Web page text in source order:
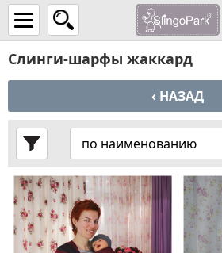
Слинги-шарфы жаккард
‹ НАЗАД